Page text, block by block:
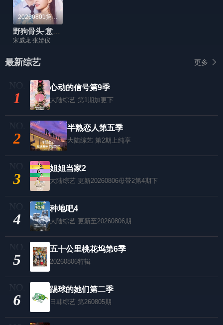
20260801第4期
野狗骨头·意犹未尽
宋威龙 张婧仪
最新综艺 更多
1
心动的信号第9季
大陆综艺 第1期加更下
2
半熟恋人第五季
大陆综艺 第2期上纯享
3
姐姐当家2
大陆综艺 更新20260806母带2第4期下
4
种地吧4
大陆综艺 更新至20260806期
5
五十公里桃花坞第6季
20260806特辑
6
踢球的她们第二季
日韩综艺 第260805期